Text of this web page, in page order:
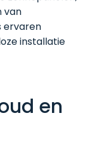
van
ervaren
installatie
en